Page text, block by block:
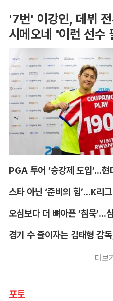
'7번' 이강인, 데뷔
시메오네 "이런 선수
더보
포토